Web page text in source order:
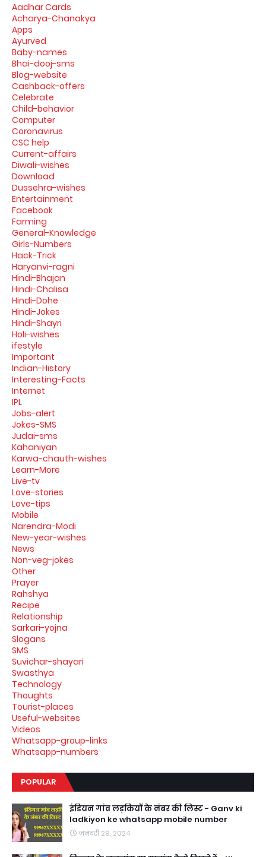
Aadhar Cards
Acharya-Chanakya
Apps
Ayurved
Baby-names
Bhai-dooj-sms
Blog-website
Cashback-offers
Celebrate
Child-behavior
Computer
Coronavirus
CSC help
Current-affairs
Diwali-wishes
Download
Dussehra-wishes
Entertainment
Facebook
Farming
General-Knowledge
Girls-Numbers
Hack-Trick
Haryanvi-ragni
Hindi-Bhajan
Hindi-Chalisa
Hindi-Dohe
Hindi-Jokes
Hindi-Shayri
Holi-wishes
ifestyle
Important
Indian-History
Interesting-Facts
Internet
IPL
Jobs-alert
Jokes-SMS
Judai-sms
Kahaniyan
Karwa-chauth-wishes
Learn-More
Live-tv
Love-stories
Love-tips
Mobile
Narendra-Modi
New-year-wishes
News
Non-veg-jokes
Other
Prayer
Rahshya
Recipe
Relationship
Sarkari-yojna
Slogans
SMS
Suvichar-shayari
Swasthya
Technology
Thoughts
Tourist-places
Useful-websites
Videos
Whatsapp-group-links
Whatsapp-numbers
POPULAR
इंडियन गांव लड़कियों के नंबर की लिस्ट - Ganv ki
ladkiyon ke whatsapp mobile number
जनवरी 29, 2024